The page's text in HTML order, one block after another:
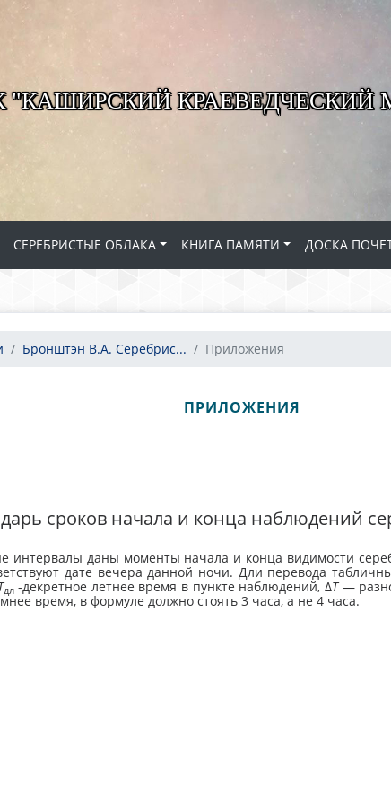
"КАШИРСКИЙ КРАЕВЕДЧЕСКИЙ
СЕРЕБРИСТЫЕ ОБЛАКА КНИГА ПАМЯТИ ДОСКА
Бронштэн В.А. Серебрис... Приложения
ПРИЛОЖЕНИЯ
сроков начала и конца наблюдений
даны моменты начала и конца видимости
дате вечера данной ночи. Дли перевода
дл-декретное летнее время в пункте наблюдений, ΔТ—
время, в формуле должно стоять 3 часа, а не 4 часа.